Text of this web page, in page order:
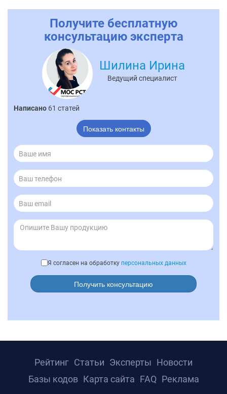
Получите бесплатную
консультацию эксперта
Шилина Ирина
Ведущий специалист
Написано 61 статей
Показать контакты
Я согласен на обработку персональных данных
Получить консультацию
Рейтинг Статьи Эксперты Новости
Базы кодов Карта сайта FAQ Реклама